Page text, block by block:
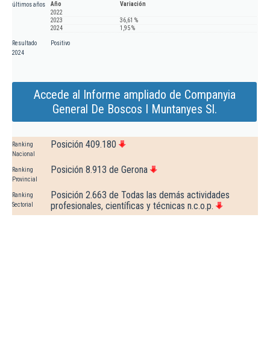
últimos años
Año
Variación
2022
2023
36,61 %
2024
1,95 %
Resultado
2024
Positivo
Accede al Informe ampliado de Companyia
General De Boscos I Muntanyes Sl.
Ranking
Nacional
Posición 409.180
Ranking
Provincial
Posición 8.913 de Gerona
Ranking
Sectorial
Posición 2.663 de Todas las demás actividades
profesionales, científicas y técnicas n.c.o.p.